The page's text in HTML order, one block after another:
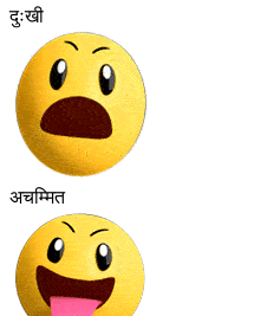
दुःखी
अचम्मित